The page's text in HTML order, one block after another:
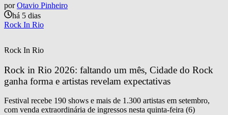
por Otavio Pinheiro
há 5 dias
Rock In Rio
Rock In Rio
Rock in Rio 2026: faltando um mês, Cidade do Rock
ganha forma e artistas revelam expectativas
Festival recebe 190 shows e mais de 1.300 artistas em setembro,
com venda extraordinária de ingressos nesta quinta-feira (6)